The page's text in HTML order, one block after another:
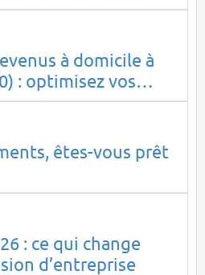
à domicile à
: optimisez vos
sérénité
êtes-vous prêt
: ce qui change
d’entreprise